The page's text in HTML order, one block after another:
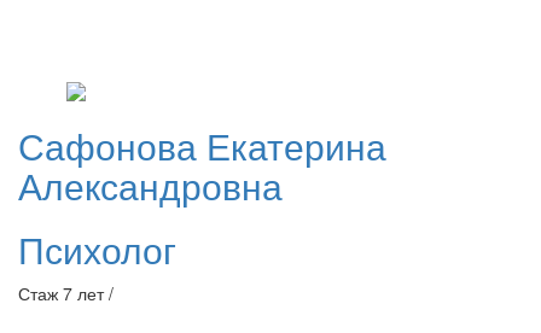
Сафонова Екатерина
Александровна
Психолог
Стаж 7 лет /